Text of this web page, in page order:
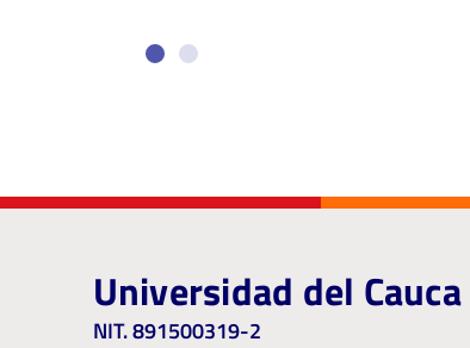
Universidad del Cauca
NIT. 891500319-2